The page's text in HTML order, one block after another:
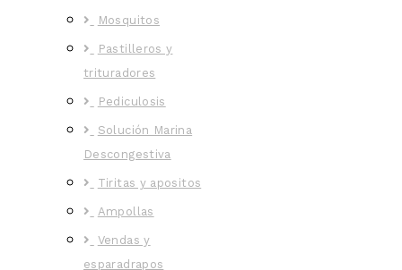
Mosquitos
Pastilleros y
trituradores
Pediculosis
Solución Marina
Descongestiva
Tiritas y apositos
Ampollas
Vendas y
esparadrapos